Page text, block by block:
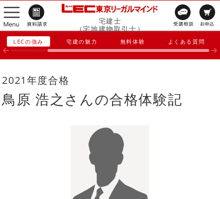
宅建士
（宅地建物取引士）
LECの強み 宅建の魅力 無料体験 よくある質問
2021年度合格
鳥原 浩之さんの合格体験記